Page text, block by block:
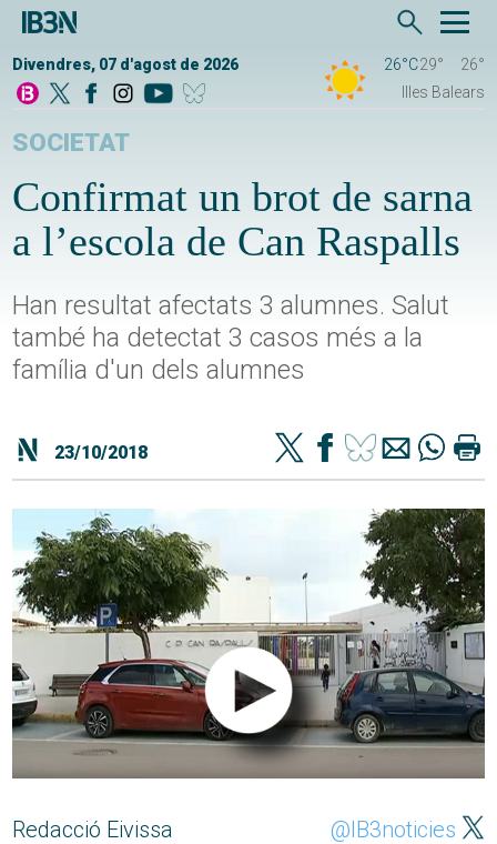
Divendres, 07 d'agost de 2026 26°C29°
26°
Illes Balears
SOCIETAT
Confirmat un brot de sarna
a l’escola de Can Raspalls
Han resultat afectats 3 alumnes. Salut
també ha detectat 3 casos més a la
família d'un dels alumnes
23/10/2018
Redacció Eivissa @IB3noticies